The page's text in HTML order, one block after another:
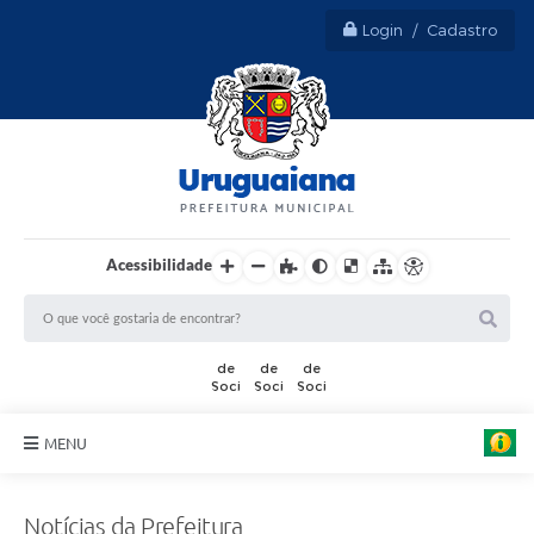
Login / Cadastro
Acessibilidade
MENU
Notícias da Prefeitura